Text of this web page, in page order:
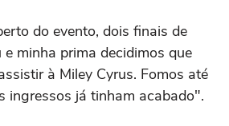
do evento, dois finais de
e minha prima decidimos que
à Miley Cyrus. Fomos até
ingressos já tinham acabado".